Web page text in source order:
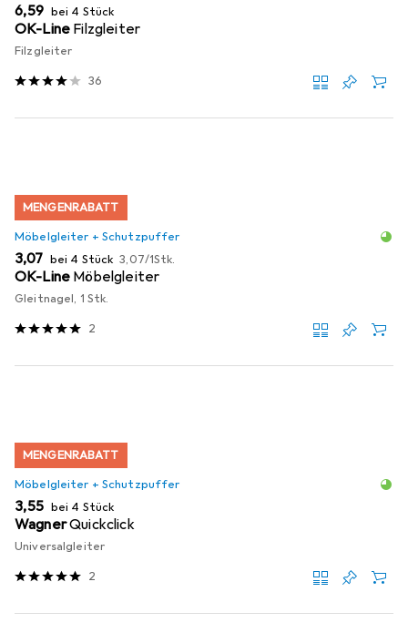
EUR
6,59 bei 4 Stück
OK-Line Filzgleiter
Filzgleiter
36
MENGENRABATT
Möbelgleiter + Schutzpuffer
EUR
3,07 bei 4 Stück EUR
3,07/1Stk.
OK-Line Möbelgleiter
Gleitnagel, 1 Stk.
2
MENGENRABATT
Möbelgleiter + Schutzpuffer
EUR
3,55 bei 4 Stück
WagnerQuickclick
Universalgleiter
2